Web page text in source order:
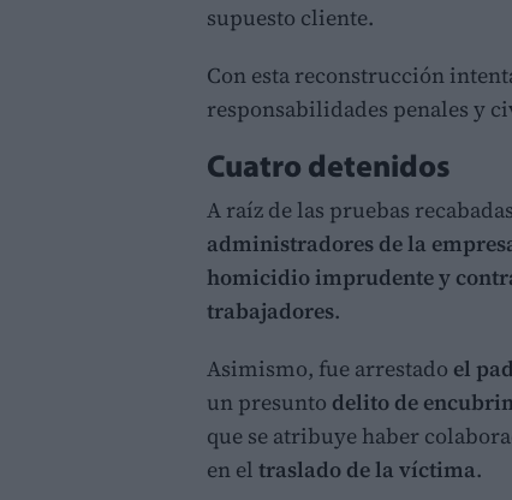
supuesto cliente.
Con esta reconstrucción
responsabilidades penales y
Cuatro detenidos
A raíz de las pruebas
administradores de la
homicidio imprudente y
trabajadores.
Asimismo, fue arrestado el
un presunto delito de
que se atribuye haber
en el traslado de la víctima.